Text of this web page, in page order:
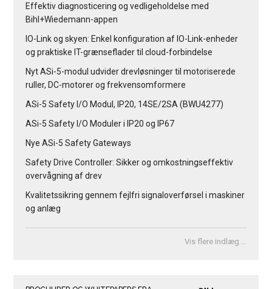
Effektiv diagnosticering og vedligeholdelse med
Bihl+Wiedemann-appen
IO-Link og skyen: Enkel konfiguration af IO-Link-enheder
og praktiske IT-grænseflader til cloud-forbindelse
Nyt ASi-5-modul udvider drevløsninger til motoriserede
ruller, DC-motorer og frekvensomformere
ASi-5 Safety I/O Modul, IP20, 14SE/2SA (BWU4277)
ASi-5 Safety I/O Moduler i IP20 og IP67
Nye ASi-5 Safety Gateways
Safety Drive Controller: Sikker og omkostningseffektiv
overvågning af drev
Kvalitetssikring gennem fejlfri signaloverførsel i maskiner
og anlæg
Vis flere indlæg …